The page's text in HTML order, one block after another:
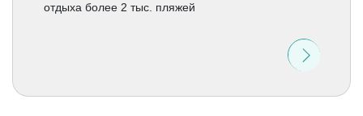
отдыха более 2 тыс. пляжей